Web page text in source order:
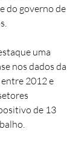
do governo de
uma
nos dados da
entre 2012 e
de 13